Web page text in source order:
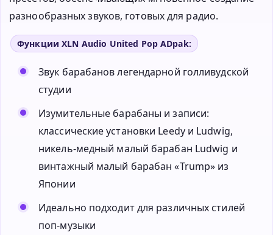
разнообразных звуков, готовых для радио.
Функции XLN Audio United Pop ADpak:
Звук барабанов легендарной голливудской
студии
Изумительные барабаны и записи:
классические установки Leedy и Ludwig,
никель-медный малый барабан Ludwig и
винтажный малый барабан «Trump» из
Японии
Идеально подходит для различных стилей
поп-музыки